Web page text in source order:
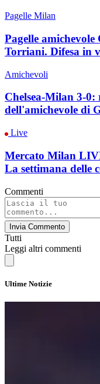
Pagelle Milan
Pagelle
Torriani. Difesa in
Amichevoli
Chelsea-Milan 3-
dell'amichevole di
Live
Mercato Milan
La settimana delle
Commenti
Invia Commento
Tutti
Leggi altri commenti
Ultime Notizie